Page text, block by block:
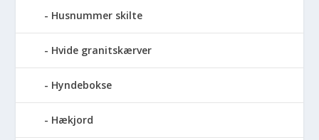
Husnummer skilte
Hvide granitskærver
Hyndebokse
Hækjord